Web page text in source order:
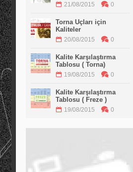
21/08/2015 0
Torna Uçları için
Kaliteler
20/08/2015 0
Kalite Karşılaştırma
Tablosu ( Torna)
19/08/2015 0
Kalite Karşılaştırma
Tablosu ( Freze )
19/08/2015 0